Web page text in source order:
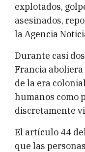
explotados,
asesinados,
la Agencia
Durante casi
Francia
de la era
humanos como
discretamente
El artículo 44
que las